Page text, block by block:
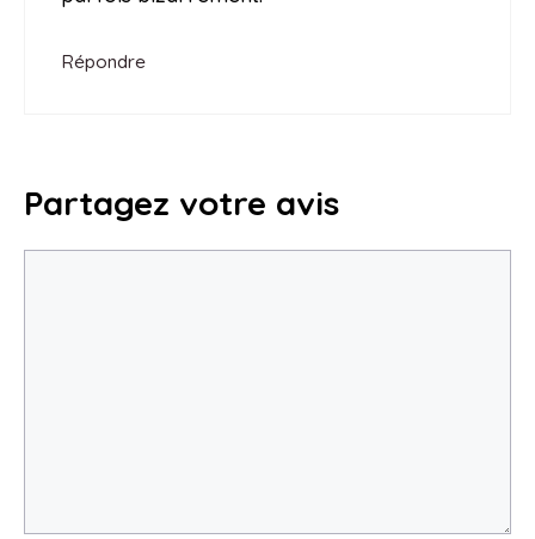
Répondre
Partagez votre avis